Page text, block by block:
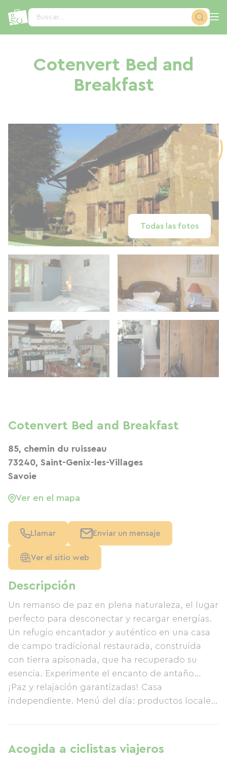
Buscar...
Cotenvert Bed and
Breakfast
Todas las fotos
Descripción
Un remanso de paz en plena naturaleza, el lugar
perfecto para desconectar y recargar energías.
Un refugio encantador y auténtico en una casa
de campo tradicional restaurada, construida
con tierra apisonada, que ha recuperado su
esencia. Experimente el encanto de antaño…
¡Paz y relajación garantizadas! Casa
independiente. Menú del día: productos locales
Acogida a ciclistas viajeros
Cotenvert Bed and Breakfast
85, chemin du ruisseau
73240, Saint-Genix-les-Villages
Savoie
Ver en el mapa
Llamar Enviar un mensaje
Ver el sitio web
Panel de gestión de cookies